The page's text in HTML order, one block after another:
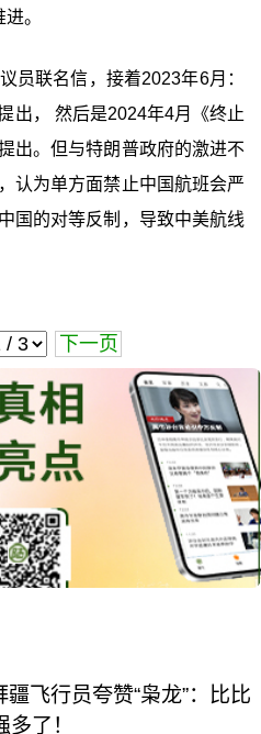
。
员联名信，接着2023年6月：
出， 然后是2024年4月《终止
出。但与特朗普政府的激进不
认为单方面禁止中国航班会严
国的对等反制，导致中美航线
下一页
疆飞行员夸赞“枭龙”：比比
多了！